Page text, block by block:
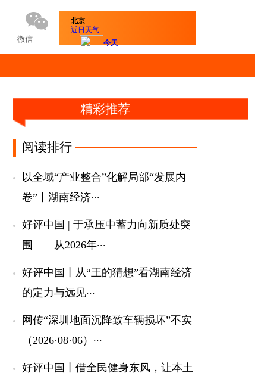
微信
精彩推荐
阅读排行
以全域“产业整合”化解局部“发展内
卷”丨湖南经济...
好评中国 | 于承压中蓄力向新质处突
围——从2026年...
好评中国丨从“王的猜想”看湖南经济
的定力与远见 ...
网传“深圳地面沉降致车辆损坏”不实
（2026·08·06） ...
好评中国丨借全民健身东风，让本土